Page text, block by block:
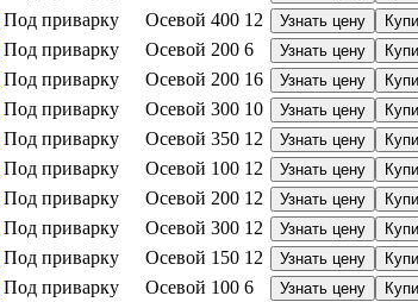
Под приварку Осевой 400 12 Узнать цену
Под приварку Осевой 200 6 Узнать цену
Под приварку Осевой 200 16 Узнать цену
Под приварку Осевой 300 10 Узнать цену
Под приварку Осевой 350 12 Узнать цену
Под приварку Осевой 100 12 Узнать цену
Под приварку Осевой 200 12 Узнать цену
Под приварку Осевой 300 12 Узнать цену
Под приварку Осевой 150 12 Узнать цену
Под приварку Осевой 100 6 Узнать цену